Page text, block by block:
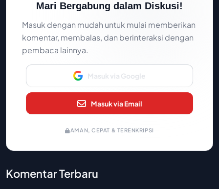
Mari Bergabung dalam Diskusi!
Masuk dengan mudah untuk mulai memberikan
komentar, membalas, dan berinteraksi dengan
pembaca lainnya.
Masuk via Google
Masuk via Email
AMAN, CEPAT & TERENKRIPSI
Komentar Terbaru